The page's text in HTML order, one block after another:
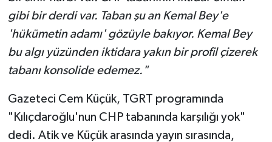
gibi bir derdi var. Taban şu an Kemal Bey'e
'hükümetin adamı' gözüyle bakıyor. Kemal Bey
bu algı yüzünden iktidara yakın bir profil çizerek
tabanı konsolide edemez."
Gazeteci Cem Küçük, TGRT programında
"Kılıçdaroğlu'nun CHP tabanında karşılığı yok"
dedi. Atik ve Küçük arasında yayın sırasında,